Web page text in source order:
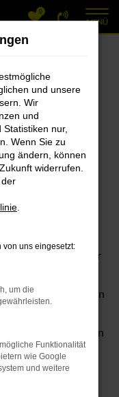
0
MENÜ
– unser
empfehlen wir
erläutern Ihnen
ist eine VW Touran
ohne „wenn und
noch keinen einzigen
noch anderenorts.
Bereich eines
Neuwagenfahren
und unsere
Wir
und
nur,
Wenn Sie zu
ändern, können
widerrufen.
von uns eingesetzt:
um die
Funktionalität
wie Google
und weitere